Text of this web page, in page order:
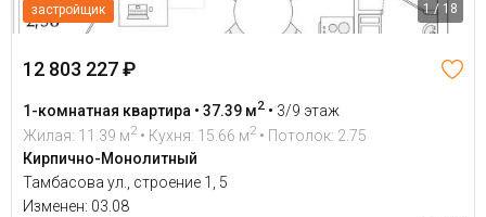
застройщик 1 / 18
12 803 227 ₽
1-комнатная квартира • 37.39 м2 • 3/9 этаж
Жилая: 11.39 м2 • Кухня: 15.66 м2 • Потолок: 2.75
Кирпично-Монолитный
Тамбасова ул., строение 1, 5
Изменен: 03.08